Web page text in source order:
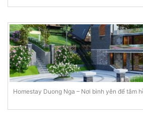
Homestay Duong Nga – Nơi bình yên để tâm